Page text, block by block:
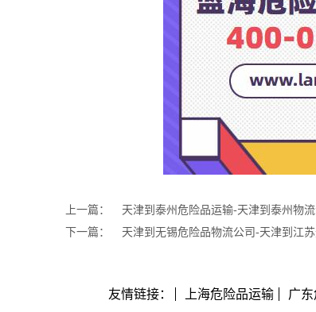
上一篇：
天津到泰州危险品运输-天津到泰州物
下一篇：
天津到无锡危险品物流公司-天津到江
友情链接： 上海危险品运输 广